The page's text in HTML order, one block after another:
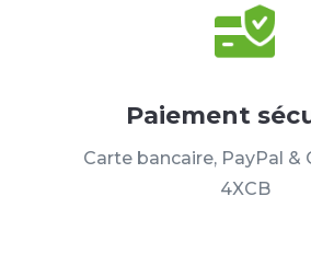
Paiement
Carte bancaire, PayPal &
4XCB